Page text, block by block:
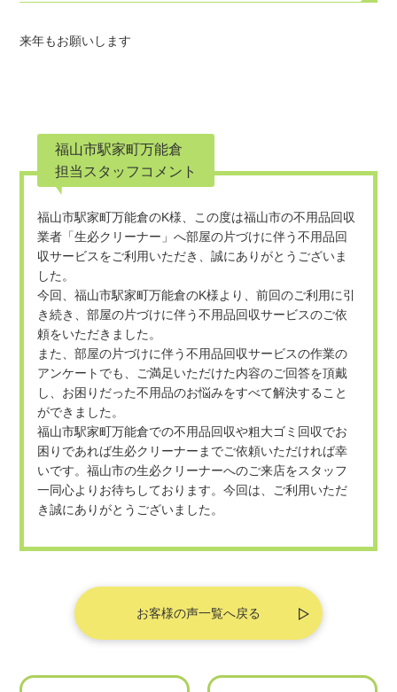
来年もお願いします
福山市駅家町万能倉
担当スタッフコメント
福山市駅家町万能倉のK様、この度は福山市の不用品回収
業者「生必クリーナー」へ部屋の片づけに伴う不用品回
収サービスをご利用いただき、誠にありがとうございま
した。
今回、福山市駅家町万能倉のK様より、前回のご利用に引
き続き、部屋の片づけに伴う不用品回収サービスのご依
頼をいただきました。
また、部屋の片づけに伴う不用品回収サービスの作業の
アンケートでも、ご満足いただけた内容のご回答を頂戴
し、お困りだった不用品のお悩みをすべて解決すること
ができました。
福山市駅家町万能倉での不用品回収や粗大ゴミ回収でお
困りであれば生必クリーナーまでご依頼いただければ幸
いです。福山市の生必クリーナーへのご来店をスタッフ
一同心よりお待ちしております。今回は、ご利用いただ
き誠にありがとうございました。
お客様の声一覧へ戻る